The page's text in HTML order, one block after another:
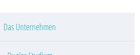
Das Unternehmen